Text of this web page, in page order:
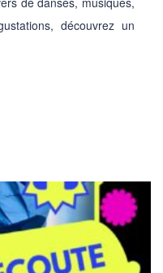
découvrez un